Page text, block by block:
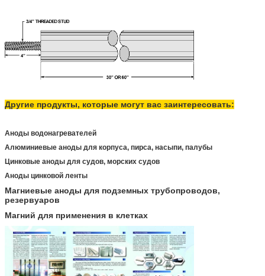
Другие продукты, которые могут вас заинтересовать:
Аноды водонагревателей
Алюминиевые аноды для корпуса, пирса, насыпи, палубы
Цинковые аноды для судов, морских судов
Аноды цинковой ленты
Магниевые аноды для подземных трубопроводов,
резервуаров
Магний для применения в клетках